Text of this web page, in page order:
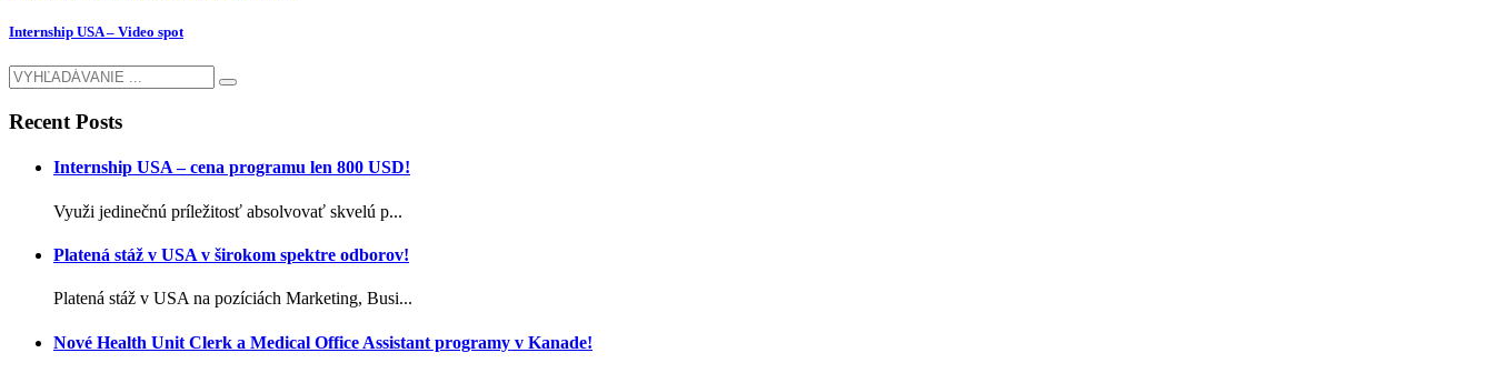
Internship USA – Video spot
Recent Posts
Internship USA – cena programu len 800 USD!
Využi jedinečnú príležitosť absolvovať skvelú p...
Platená stáž v USA v širokom spektre odborov!
Platená stáž v USA na pozíciách Marketing, Busi...
Nové Health Unit Clerk a Medical Office Assistant programy v Kanade!